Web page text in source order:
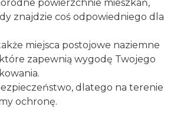
powierzchnie mieszkań,
znajdzie coś odpowiedniego dla
miejsca postojowe naziemne
zapewnią wygodę Twojego
dlatego na terenie
ochronę.